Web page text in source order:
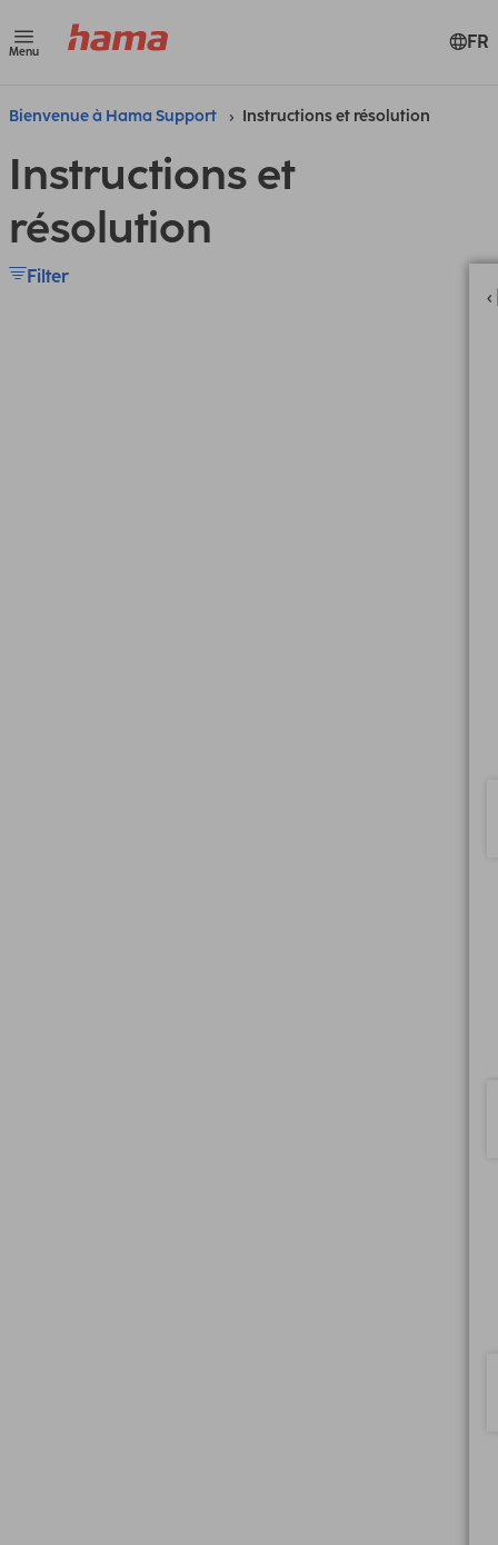
Menu FR
Bienvenue à Hama Support Instructions et résolution
Instructions et
résolution
Filter